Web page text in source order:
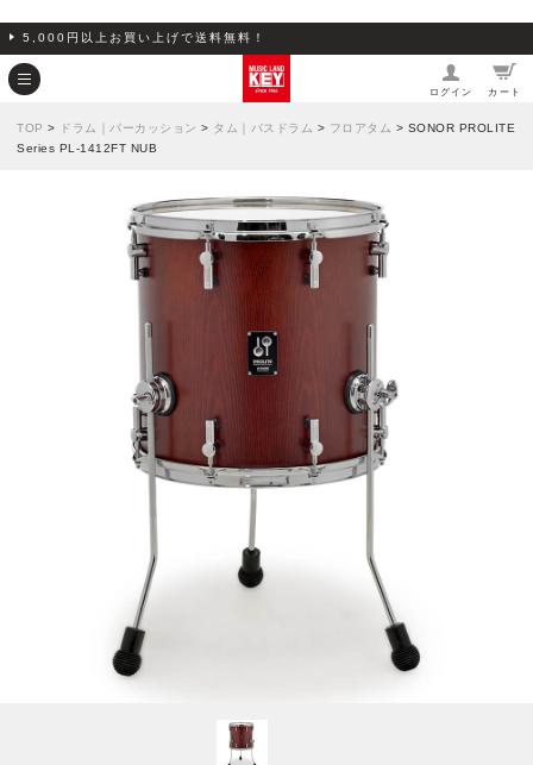
5,000円以上お買い上げで送料無料！
ログイン カート
TOP > ドラム｜パーカッション > タム｜バスドラム > フロアタム > SONOR PROLITE
Series PL-1412FT NUB